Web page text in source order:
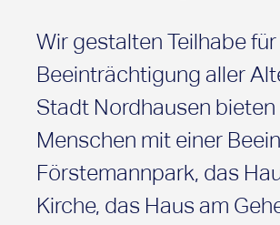
Wir gestalten Teilhabe
Beeinträchtigung aller
Stadt Nordhausen
Menschen mit einer
Förstemannpark, das
Kirche, das Haus am